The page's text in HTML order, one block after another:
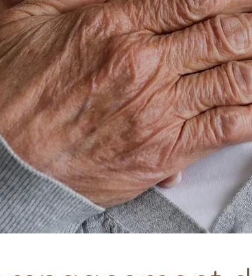
professionnels
Principauté de Monaco,
âgéesou en